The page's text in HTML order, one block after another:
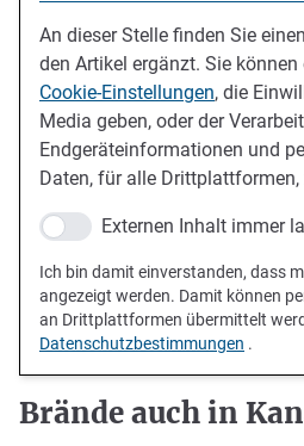
An dieser Stelle finden Sie
den Artikel ergänzt. Sie können
Cookie-Einstellungen, die
Media geben, oder der
Endgeräteinformationen und
Daten, für alle
Externen Inhalt immer
Ich bin damit einverstanden, dass
angezeigt werden. Damit können
an Drittplattformen übermittelt
Datenschutzbestimmungen .
Brände auch in